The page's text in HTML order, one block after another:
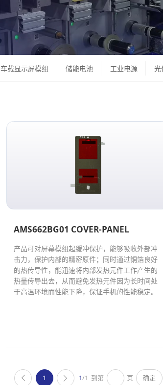
车载显示屏模组 储能电池 工业电源 光
AMS662BG01 COVER-PANEL
产品可对屏幕模组起缓冲保护，能够吸收外部冲
击力，保护内部的精密原件；同时通过铜箔良好
的热传导性，能迅速将内部发热元件工作产生的
热量传导出去，从而避免发热元件因为长时间处
于高温环境而性能下降，保证手机的性能稳定。
1 1/1 到第 页 确定